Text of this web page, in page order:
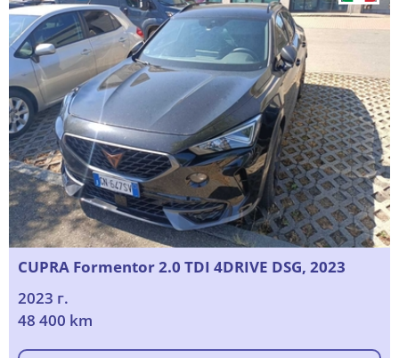
CUPRA Formentor 2.0 TDI 4DRIVE DSG, 2023
2023 г.
48 400 km